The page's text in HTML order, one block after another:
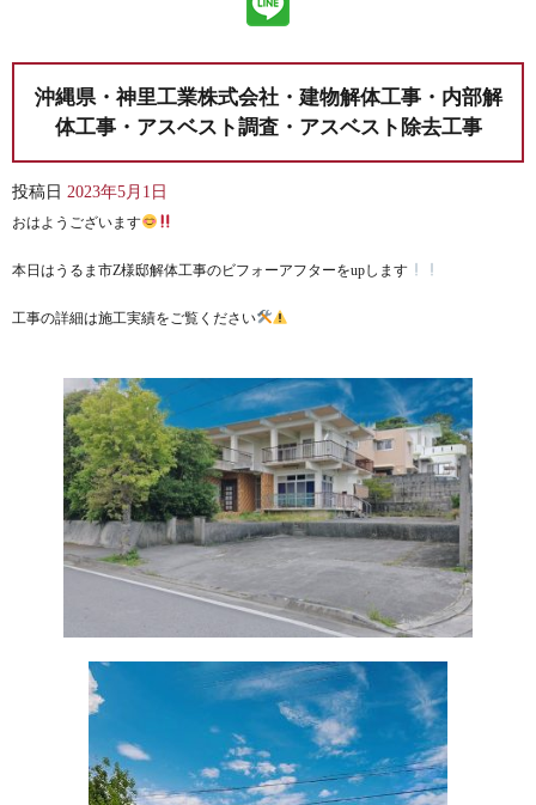
沖縄県・神里工業株式会社・建物解体工事・内部解
体工事・アスベスト調査・アスベスト除去工事
投稿日 2023年5月1日
おはようございます
本日はうるま市Z様邸解体工事のビフォーアフターをupします
工事の詳細は施工実績をご覧ください